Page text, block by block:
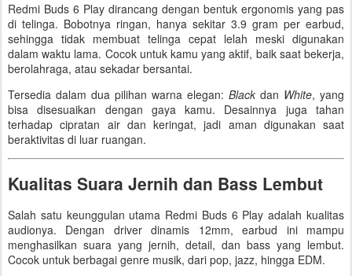
Redmi Buds 6 Play dirancang dengan bentuk ergonomis yang pas
di telinga. Bobotnya ringan, hanya sekitar 3.9 gram per earbud,
sehingga tidak membuat telinga cepat lelah meski digunakan
dalam waktu lama. Cocok untuk kamu yang aktif, baik saat bekerja,
berolahraga, atau sekadar bersantai.
Tersedia dalam dua pilihan warna elegan: Black dan White, yang
bisa disesuaikan dengan gaya kamu. Desainnya juga tahan
terhadap cipratan air dan keringat, jadi aman digunakan saat
beraktivitas di luar ruangan.
Kualitas Suara Jernih dan Bass Lembut
Salah satu keunggulan utama Redmi Buds 6 Play adalah kualitas
audionya. Dengan driver dinamis 12mm, earbud ini mampu
menghasilkan suara yang jernih, detail, dan bass yang lembut.
Cocok untuk berbagai genre musik, dari pop, jazz, hingga EDM.